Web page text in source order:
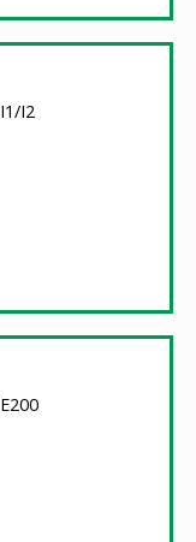
I1/I2
E200